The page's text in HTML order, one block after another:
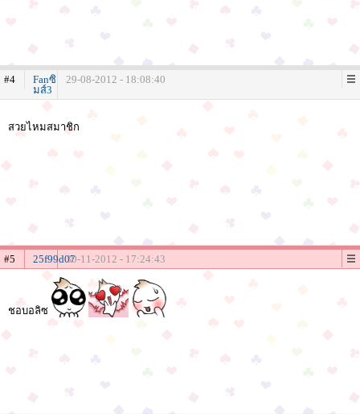
#4
Fanซิ
มส์3
29-08-2012 - 18:08:40
สวยไหมสมาชิก
#5 25f99d0730-11-2012 - 17:24:43
ชอบอลิซ